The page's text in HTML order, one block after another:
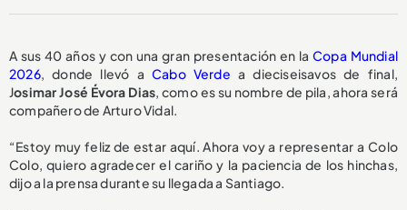
A sus 40 años y con una gran presentación en laCopa Mundial
2026, donde llevó a Cabo Verde a dieciseisavos de final,
Josimar José Évora Dias, como es su nombre de pila, ahora será
compañero de Arturo Vidal.
“Estoy muy feliz de estar aquí. Ahora voy a representar a Colo
Colo, quiero agradecer el cariño y la paciencia de los hinchas,
dijo a la prensa durante su llegada a Santiago.